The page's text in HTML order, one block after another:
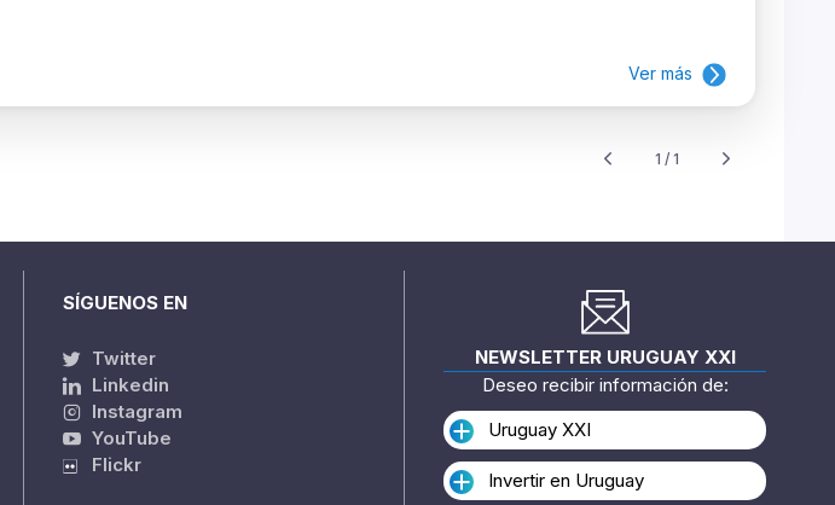
Ver más
1 / 1
SÍGUENOS EN
Twitter
Linkedin
Instagram
YouTube
Flickr
NEWSLETTER URUGUAY XXI
Deseo recibir información de:
Uruguay XXI
Invertir en Uruguay